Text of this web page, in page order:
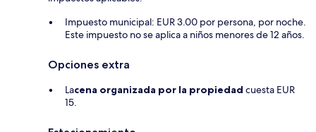
Impuesto municipal: EUR 3.00 por persona, por noche.
Este impuesto no se aplica a niños menores de 12 años.
Opciones extra
Lacena organizada por la propiedad cuesta EUR
15.